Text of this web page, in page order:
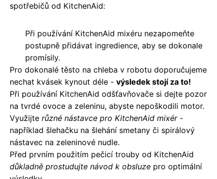
spotřebičů od KitchenAid:
Při používání KitchenAid mixéru nezapomeňte
postupně přidávat ingredience, aby se dokonale
promísily.
Pro dokonalé těsto na chleba v robotu doporučujeme
nechat kvásek kynout déle - výsledek stojí za to!
Při používání KitchenAid odšťavňovače si dejte pozor
na tvrdé ovoce a zeleninu, abyste nepoškodili motor.
Využijte různé nástavce pro KitchenAid mixér-
například šlehačku na šlehání smetany či spirálový
nástavec na zeleninové nudle.
Před prvním použitím pečicí trouby od KitchenAid
důkladně prostudujte návod k obsluze pro optimální